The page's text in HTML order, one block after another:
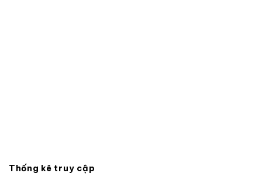
Thống kê truy cập